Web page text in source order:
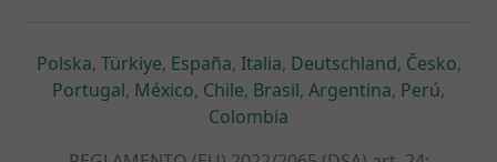
Polskase abre en una nueva pestaña
, Türkiyese abre en una nueva pestaña
, Españase abre en una nueva pestaña
, Italiase abre en una nueva
, Deutschlandse abre en
, Českose
,
Portugalse abre en una nueva pestaña
, Méxicose abre en una nueva pestaña
, Chilese abre en una nueva pestaña
, Brasilse abre en una nueva
, Argentinase abre en
, Perúse
,
Colombia